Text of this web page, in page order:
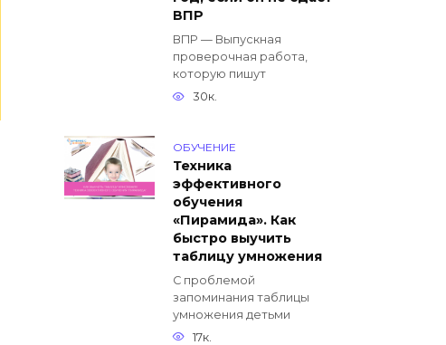
ВПР
ВПР — Выпускная
проверочная работа,
которую пишут
30к.
ОБУЧЕНИЕ
Техника
эффективного
обучения
«Пирамида». Как
быстро выучить
таблицу умножения
С проблемой
запоминания таблицы
умножения детьми
17к.